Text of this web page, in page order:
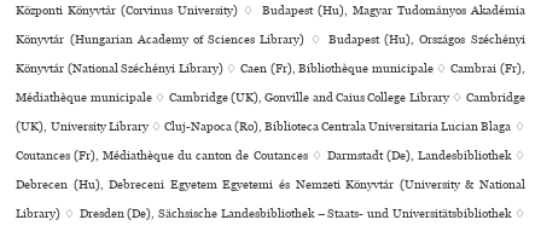
Központi Könyvtár (Corvinus University) ♢ Budapest (Hu), Magyar Tudományos Akadémia
Könyvtár (Hungarian Academy of Sciences Library) ♢ Budapest (Hu), Országos Széchényi
Könyvtár (National Széchényi Library) ♢ Caen (Fr), Bibliothèque muni­ci­pale ♢ Cambrai (Fr),
Médiathèque muni­ci­pale ♢ Cambridge (UK), Gonville and Caius College Library ♢ Cambridge
(UK), University Library ♢ Cluj-Napoca (Ro), Biblioteca Centrala Universitaria Lucian Blaga ♢
Coutances (Fr), Médiathèque du canton de Coutances ♢ Darmstadt (De), Landesbibliothek ♢
Debrecen (Hu), Debreceni Egyetem Egyetemi és Nemzeti Könyvtár (University & National
Library) ♢ Dresden (De), Sächsische Landesbibliothek – Staats- und Universitätsbibliothek ♢